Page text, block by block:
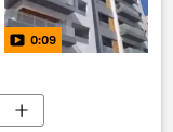
0:09